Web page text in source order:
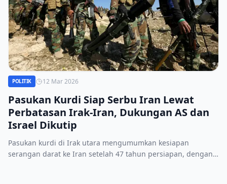
POLITIK 12 Mar 2026
Pasukan Kurdi Siap Serbu Iran Lewat
Perbatasan Irak‑Iran, Dukungan AS dan
Israel Dikutip
Pasukan kurdi di Irak utara mengumumkan kesiapan
serangan darat ke Iran setelah 47 tahun persiapan, dengan